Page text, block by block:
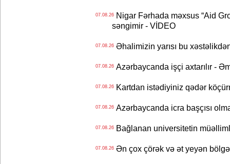
07.08.26Nigar Fərhada məxsus “Aid
səngimir - VİDEO
07.08.26Əhalimizin yarısı bu
07.08.26Azərbaycanda işçi axtarılır -
07.08.26Kartdan istədiyiniz qədər
07.08.26Azərbaycanda icra başçısı
07.08.26Bağlanan universitetin
07.08.26Ən çox çörək və ət yeyən